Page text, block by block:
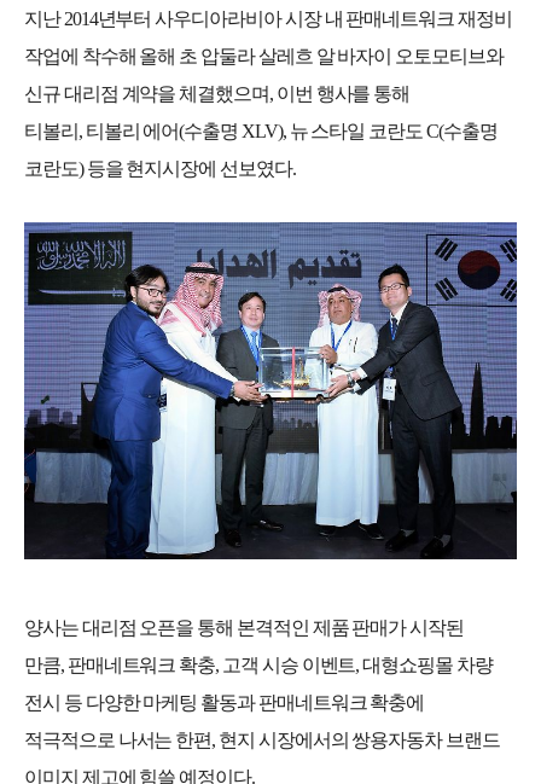
지난2014년부터 사우디아라비아 시장 내 판매네트워크 재정비
작업에 착수해 올해 초 압둘라 살레흐 알 바자이 오토모티브와
신규 대리점 계약을 체결했으며, 이번 행사를 통해
티볼리 , 티볼리 에어(수출명 XLV), 뉴 스타일 코란도 C(수출명
코란도)등을 현지시장에 선보였다.
양사는 대리점 오픈을 통해 본격적인 제품 판매가 시작된
만큼, 판매네트워크 확충, 고객 시승 이벤트,대형쇼핑몰 차량
전시 등 다양한 마케팅 활동과 판매네트워크 확충에
적극적으로 나서는 한편, 현지 시장에서의 쌍용자동차 브랜드
이미지 제고에 힘쓸 예정이다.